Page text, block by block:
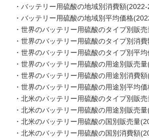
・バッテリー用硫酸の地域別消費額
・バッテリー用硫酸の地域別平均価格
・世界のバッテリー用硫酸のタイプ別販
・世界のバッテリー用硫酸のタイプ別消
・世界のバッテリー用硫酸のタイプ別平
・世界のバッテリー用硫酸の用途別販売
・世界のバッテリー用硫酸の用途別消費
・世界のバッテリー用硫酸の用途別平均
・北米のバッテリー用硫酸のタイプ別販
・北米のバッテリー用硫酸の用途別販売
・北米のバッテリー用硫酸の国別販売量
・北米のバッテリー用硫酸の国別消費額